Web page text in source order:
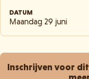
DATUM
Maandag 29 juni
Inschrijven voor